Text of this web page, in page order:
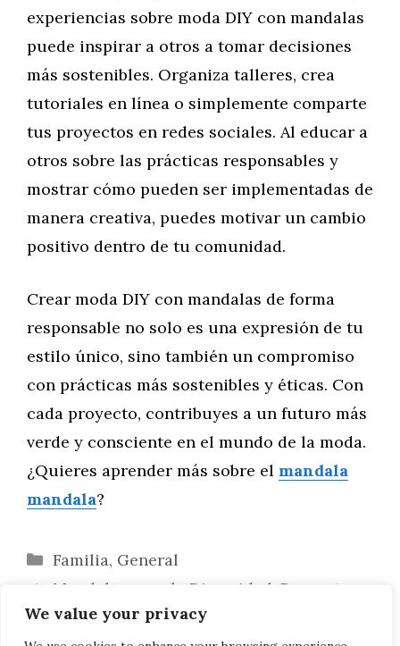
We value your privacy
experiencias sobre moda DIY con mandalas
puede inspirar a otros a tomar decisiones
más sostenibles. Organiza talleres, crea
tutoriales en línea o simplemente comparte
tus proyectos en redes sociales. Al educar a
otros sobre las prácticas responsables y
mostrar cómo pueden ser implementadas de
manera creativa, puedes motivar un cambio
positivo dentro de tu comunidad.
Crear moda DIY con mandalas de forma
responsable no solo es una expresión de tu
estilo único, sino también un compromiso
con prácticas más sostenibles y éticas. Con
cada proyecto, contribuyes a un futuro más
verde y consciente en el mundo de la moda.
¿Quieres aprender más sobre el mandala
mandala?
Categorías
Familia, General
Mandalas para la Diversidad: Proyectos
Artísticos que Fomentan la Inclusión